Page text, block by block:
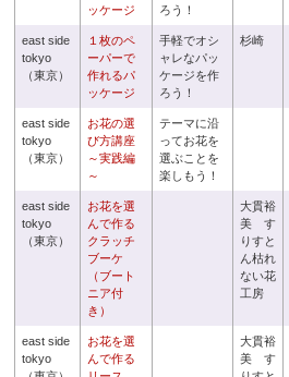
ッケージ
ろう！
east side
tokyo
（東京）
１枚のペ
ーパーで
作れるパ
ッケージ
手軽でオシ
ャレなパッ
ケージを作
ろう！
杉崎
east side
tokyo
（東京）
お花の選
び方講座
～実践編
～
テーマに沿
ってお花を
選ぶことを
楽しもう！
east side
tokyo
（東京）
お花を選
んで作る
クラッチ
ブーケ
（ブート
ニア付
き）
大貫裕
美 す
りすと
ん枯れ
ない花
工房
east side
tokyo
お花を選
んで作る
大貫裕
美 す